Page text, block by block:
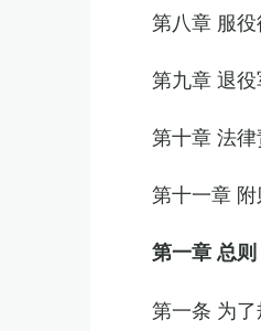
第八章 服
第九章 退
第十章 法
第十一章 附
第一章 总则
第一条 为